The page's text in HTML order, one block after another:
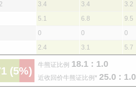
3.4 3.4 3.2
5.1 6.8 9.5
0 0 0
2.4 3.1 5.7
(5%)
牛熊证比例 18.1 : 1.0
近收回价牛熊证比例* 25.0 : 1.0